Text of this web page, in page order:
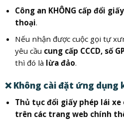
Công an KHÔNG cấp đổi
thoại.
Nếu nhận được cuộc gọi tự
yêu cầu cung cấp CCCD, số
thì đó là lừa đảo.
❌ Không cài đặt ứng dụng
Thủ tục đổi giấy phép lái
trên các trang web chính